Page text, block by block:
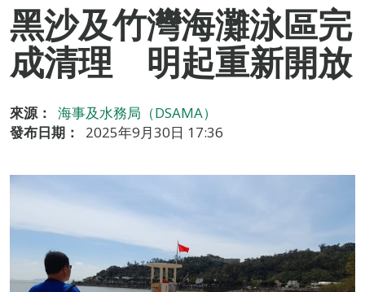
黑沙及竹灣海灘泳區完
成清理 明起重新開放
來源：
海事及水務局（DSAMA）
發布日期：
2025年9月30日 17:36